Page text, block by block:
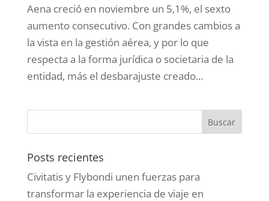
Aena creció en noviembre un 5,1%, el sexto
aumento consecutivo . Con grandes cambios a
la vista en la gestión aérea, y por lo que
respecta a la forma jurídica o societaria de la
entidad, más el desbarajuste creado...
Posts recientes
Civitatis y Flybondi unen fuerzas para
transformar la experiencia de viaje en